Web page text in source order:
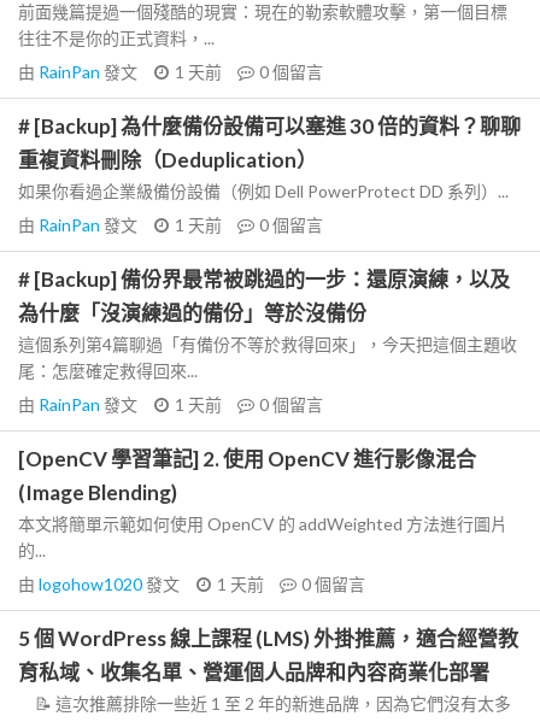
前面幾篇提過一個殘酷的現實：現在的勒索軟體攻擊，第一個目標
往往不是你的正式資料，...
由 RainPan 發文 1 天前 0個留言
# [Backup] 為什麼備份設備可以塞進 30 倍的資料？聊聊
重複資料刪除（Deduplication）
如果你看過企業級備份設備（例如 Dell PowerProtect DD 系列）...
由 RainPan 發文 1 天前 0個留言
# [Backup] 備份界最常被跳過的一步：還原演練，以及
為什麼「沒演練過的備份」等於沒備份
這個系列第4篇聊過「有備份不等於救得回來」，今天把這個主題收
尾：怎麼確定救得回來...
由 RainPan 發文 1 天前 0個留言
[OpenCV 學習筆記] 2. 使用 OpenCV 進行影像混合
(Image Blending)
本文將簡單示範如何使用 OpenCV 的 addWeighted 方法進行圖片
的...
由 logohow1020發文 1 天前 0個留言
5 個 WordPress 線上課程 (LMS) 外掛推薦，適合經營教
育私域、收集名單、營運個人品牌和內容商業化部署
📝 這次推薦排除一些近 1 至 2 年的新進品牌，因為它們沒有太多